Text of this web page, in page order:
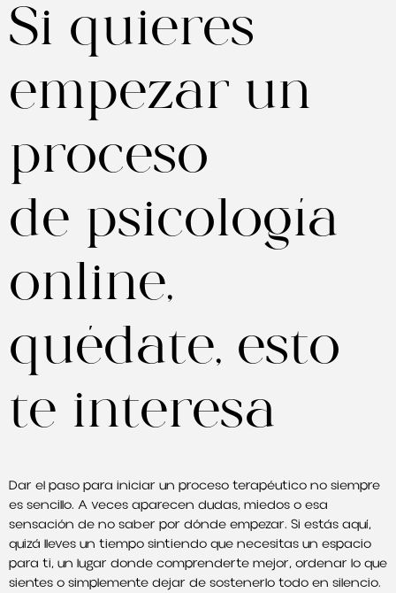
Si quieres
empezar un
proceso
de psicología
online,
quédate, esto
te interesa
Dar el paso para iniciar un proceso terapéutico no siempre
es sencillo. A veces aparecen dudas, miedos o esa
sensación de no saber por dónde empezar. Si estás aquí,
quizá lleves un tiempo sintiendo que necesitas un espacio
para ti, un lugar donde comprenderte mejor, ordenar lo que
sientes o simplemente dejar de sostenerlo todo en silencio.